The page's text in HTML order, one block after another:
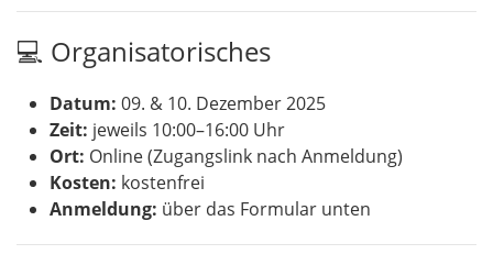
💻 Organisatorisches
Datum: 09. & 10. Dezember 2025
Zeit: jeweils 10:00–16:00 Uhr
Ort: Online (Zugangslink nach Anmeldung)
Kosten: kostenfrei
Anmeldung: über das Formular unten